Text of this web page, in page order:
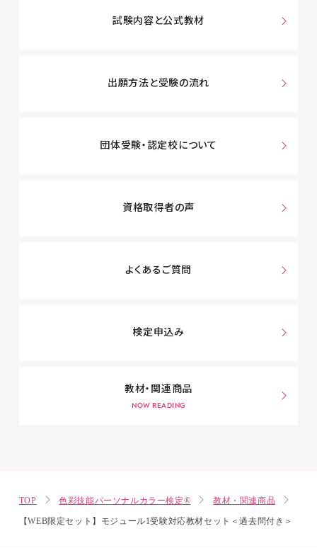
試験内容と公式教材
出願方法と受験の流れ
団体受験・認定校について
資格取得者の声
よくあるご質問
検定申込み
教材・関連商品
TOP 色彩技能パーソナルカラー検定® 教材・関連商品
【WEB限定セット】モジュール1受験対応教材セット＜過去問付き＞